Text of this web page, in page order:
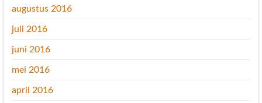
augustus 2016
juli 2016
juni 2016
mei 2016
april 2016